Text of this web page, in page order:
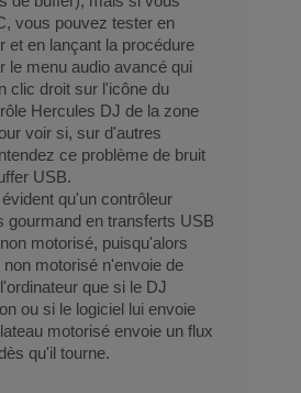
vous pouvez tester en
et en lançant la procédure
le menu audio avancé qui
clic droit sur l'icône du
Hercules DJ de la zone
voir si, sur d'autres
ce problème de bruit
USB.
qu'un contrôleur
gourmand en transferts USB
motorisé, puisqu'alors
motorisé n'envoie de
que si le DJ
ou si le logiciel lui envoie
motorisé envoie un flux
qu'il tourne.